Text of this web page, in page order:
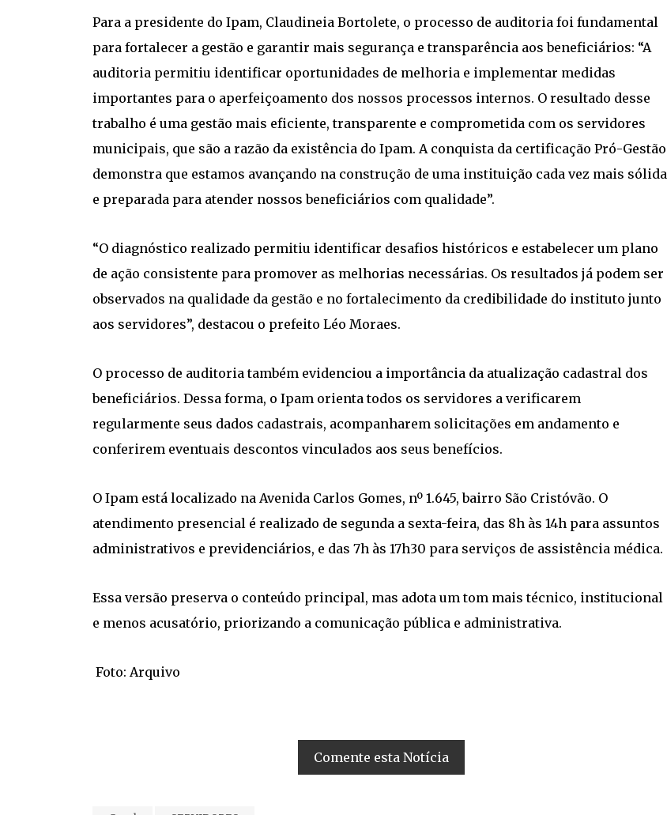
Para a presidente do Ipam, Claudineia Bortolete, o processo de auditoria foi fundamental
para fortalecer a gestão e garantir mais segurança e transparência aos beneficiários: “A
auditoria permitiu identificar oportunidades de melhoria e implementar medidas
importantes para o aperfeiçoamento dos nossos processos internos. O resultado desse
trabalho é uma gestão mais eficiente, transparente e comprometida com os servidores
municipais, que são a razão da existência do Ipam. A conquista da certificação Pró-Gestão
demonstra que estamos avançando na construção de uma instituição cada vez mais sólida
e preparada para atender nossos beneficiários com qualidade”.
“O diagnóstico realizado permitiu identificar desafios históricos e estabelecer um plano
de ação consistente para promover as melhorias necessárias. Os resultados já podem ser
observados na qualidade da gestão e no fortalecimento da credibilidade do instituto junto
aos servidores”, destacou o prefeito Léo Moraes.
O processo de auditoria também evidenciou a importância da atualização cadastral dos
beneficiários. Dessa forma, o Ipam orienta todos os servidores a verificarem
regularmente seus dados cadastrais, acompanharem solicitações em andamento e
conferirem eventuais descontos vinculados aos seus benefícios.
O Ipam está localizado na Avenida Carlos Gomes, nº 1.645, bairro São Cristóvão. O
atendimento presencial é realizado de segunda a sexta-feira, das 8h às 14h para assuntos
administrativos e previdenciários, e das 7h às 17h30 para serviços de assistência médica.
Essa versão preserva o conteúdo principal, mas adota um tom mais técnico, institucional
e menos acusatório, priorizando a comunicação pública e administrativa.
Foto: Arquivo
Comente esta Notícia